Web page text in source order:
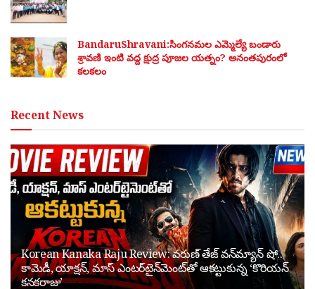
BandaruShravani:సింగనమల ఎమ్మెల్యే బండారు
శ్రావణి ఇంటి వద్ద క్షుద్ర పూజల యత్నం? అనంతపురంలో
కలకలం
Recent News
Korean Kanaka Raju Review: వరుణ్ తేజ్ వన్‌మ్యాన్ షో..
కామెడీ, యాక్షన్, మాస్ ఎంటర్‌టైన్‌మెంట్‌తో ఆకట్టుకున్న ‘కొరియన్
కనకరాజు’